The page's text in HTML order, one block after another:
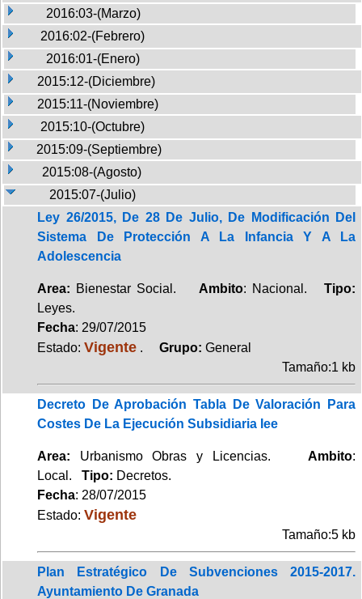
2016:03-(Marzo)
2016:02-(Febrero)
2016:01-(Enero)
2015:12-(Diciembre)
2015:11-(Noviembre)
2015:10-(Octubre)
2015:09-(Septiembre)
2015:08-(Agosto)
2015:07-(Julio)
Ley 26/2015, De 28 De Julio, De Modificación Del
Sistema De Protección A La Infancia Y A La
Adolescencia
Area: Bienestar Social. Ambito: Nacional. Tipo:
Leyes.
Fecha: 29/07/2015
Estado: Vigente . Grupo: General
Tamaño:1 kb
Decreto De Aprobación Tabla De Valoración Para
Costes De La Ejecución Subsidiaria Iee
Area: Urbanismo Obras y Licencias. Ambito:
Local. Tipo: Decretos.
Fecha: 28/07/2015
Estado: Vigente
Tamaño:5 kb
Plan Estratégico De Subvenciones 2015-2017.
Ayuntamiento De Granada